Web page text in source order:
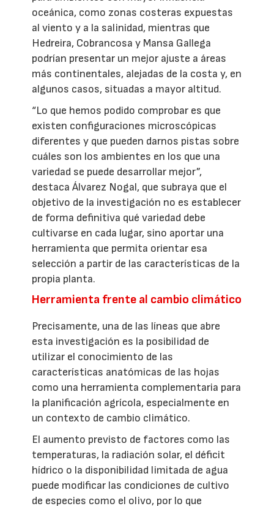
oceánica, como zonas costeras expuestas
al viento y a la salinidad, mientras que
Hedreira, Cobrancosa y Mansa Gallega
podrían presentar un mejor ajuste a áreas
más continentales, alejadas de la costa y, en
algunos casos, situadas a mayor altitud.
“Lo que hemos podido comprobar es que
existen configuraciones microscópicas
diferentes y que pueden darnos pistas sobre
cuáles son los ambientes en los que una
variedad se puede desarrollar mejor”,
destaca Álvarez Nogal, que subraya que el
objetivo de la investigación no es establecer
de forma definitiva qué variedad debe
cultivarse en cada lugar, sino aportar una
herramienta que permita orientar esa
selección a partir de las características de la
propia planta.
Herramienta frente al cambio climático
Precisamente, una de las líneas que abre
esta investigación es la posibilidad de
utilizar el conocimiento de las
características anatómicas de las hojas
como una herramienta complementaria para
la planificación agrícola, especialmente en
un contexto de cambio climático.
El aumento previsto de factores como las
temperaturas, la radiación solar, el déficit
hídrico o la disponibilidad limitada de agua
puede modificar las condiciones de cultivo
de especies como el olivo, por lo que